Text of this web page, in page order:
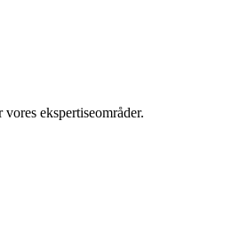
ekspertiseområder.